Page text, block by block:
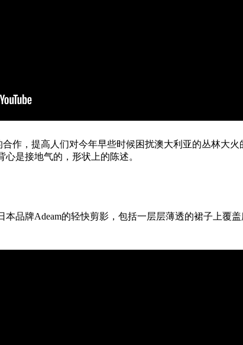
，提高人们对今年早些时候困扰澳大利亚的丛林大火
是接地气的，形状上的陈述。
品牌Adeam的轻快剪影，包括一层层薄透的裙子上覆